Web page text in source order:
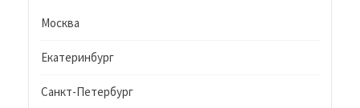
Москва
Екатеринбург
Санкт-Петербург